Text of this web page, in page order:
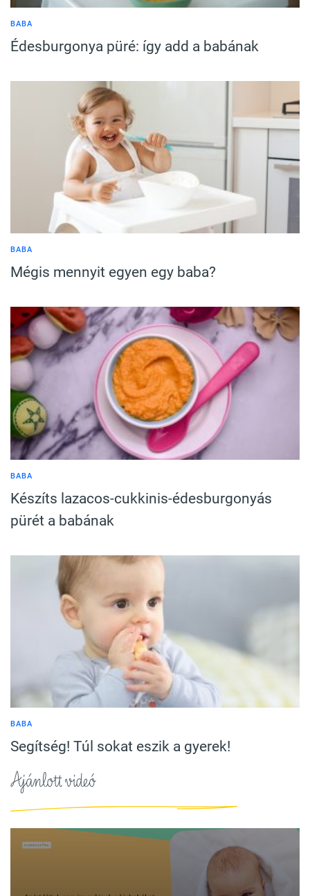
BABA
Édesburgonya püré: így add a babának
BABA
Mégis mennyit egyen egy baba?
BABA
Készíts lazacos-cukkinis-édesburgonyás
pürét a babának
BABA
Segítség! Túl sokat eszik a gyerek!
Ajánlott videó